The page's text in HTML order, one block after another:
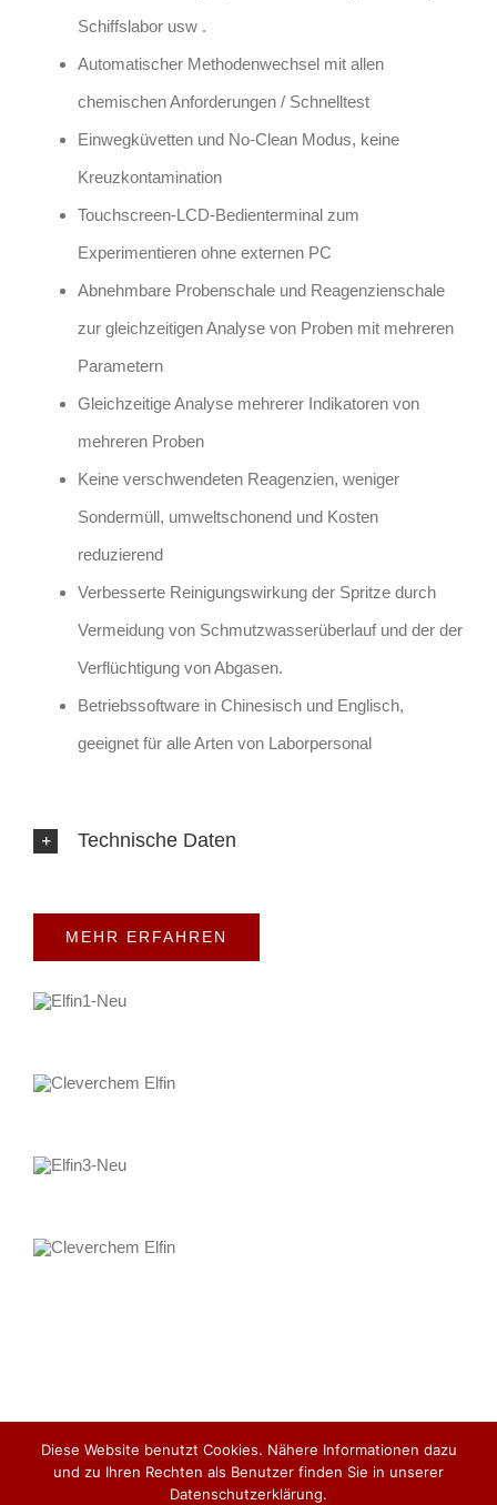
Schiffslabor usw .
Automatischer Methodenwechsel mit allen
chemischen Anforderungen / Schnelltest
Einwegküvetten und No-Clean Modus, keine
Kreuzkontamination
Touchscreen-LCD-Bedienterminal zum
Experimentieren ohne externen PC
Abnehmbare Probenschale und Reagenzienschale
zur gleichzeitigen Analyse von Proben mit mehreren
Parametern
Gleichzeitige Analyse mehrerer Indikatoren von
mehreren Proben
Keine verschwendeten Reagenzien, weniger
Sondermüll, umweltschonend und Kosten
reduzierend
Verbesserte Reinigungswirkung der Spritze durch
Vermeidung von Schmutzwasserüberlauf und der der
Verflüchtigung von Abgasen.
Betriebssoftware in Chinesisch und Englisch,
geeignet für alle Arten von Laborpersonal
Technische Daten
MEHR ERFAHREN
COPYRIGHT 2020 DeChem-Tech. GmbH |
Diese Website benutzt Cookies. Nähere Informationen dazu
und zu Ihren Rechten als Benutzer finden Sie in unserer
Datenschutzerklärung.